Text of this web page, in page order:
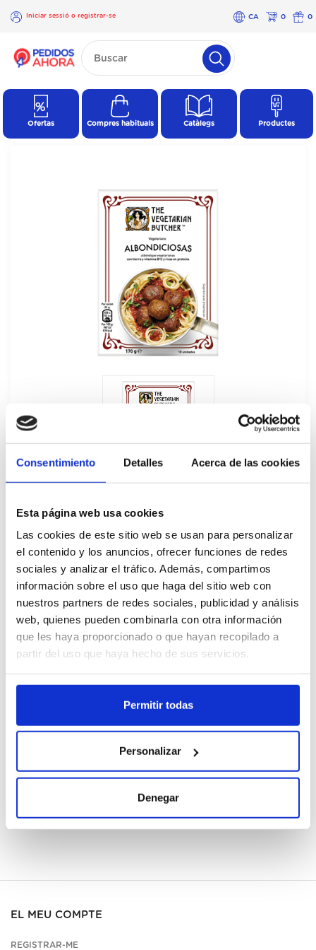
Consentimiento Detalles Acerca de las cookies
Esta página web usa cookies
Las cookies de este sitio web se usan para personalizar
el contenido y los anuncios, ofrecer funciones de redes
sociales y analizar el tráfico. Además, compartimos
información sobre el uso que haga del sitio web con
nuestros partners de redes sociales, publicidad y análisis
web, quienes pueden combinarla con otra información
que les haya proporcionado o que hayan recopilado a
partir del uso que haya hecho de sus servicios.
Permitir todas
Personalizar
Denegar
Iniciar sessió o registrar-se CA 0 0
×
Iniciar
registrar-
Ofertas Compres habituals Catàlegs Productes
Mini Albóndigas NoCarne The Vegetarian
Butcher 6Ux170GR
Registrar-me
No disponible, sol·licita ara
Fitxa tècnica
EL MEU COMPTE
REGISTRAR-ME